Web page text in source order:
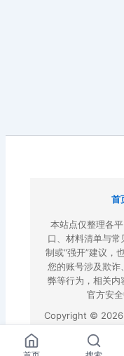
首
本站点仅整理各
口、材料清单与
制或“强开”建议，
您的账号涉及欺诈
弊等行为，相关内
官方安
Copyright © 2026